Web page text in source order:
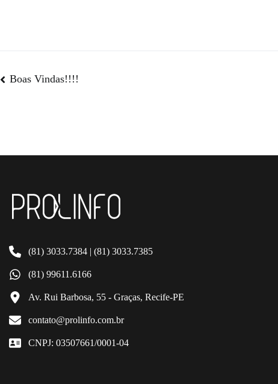
Boas Vindas!!!!
(81) 3033.7384 | (81) 3033.7385
(81) 99611.6166
Av. Rui Barbosa, 55 - Graças, Recife-PE
contato@prolinfo.com.br
CNPJ: 03507661/0001-04